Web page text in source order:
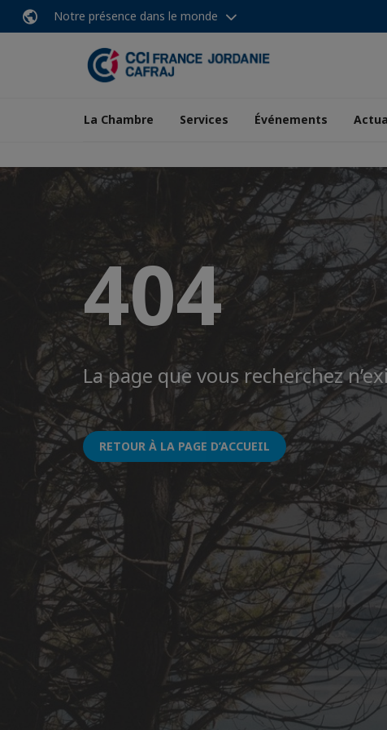
Notre présence dans le monde
La Chambre Services Événements
404
La page que vous recherchez
RETOUR À LA PAGE D’ACCUEIL